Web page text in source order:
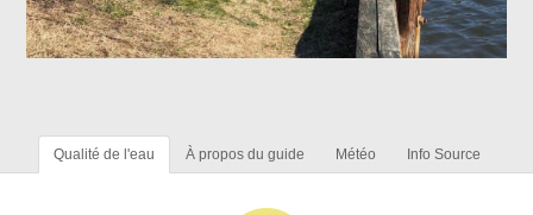
Qualité de l'eau À propos du guide Météo Info Source